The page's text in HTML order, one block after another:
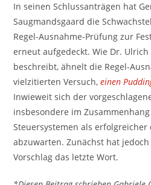
In seinen Schlussanträgen hat
Saugmandsgaard die
Regel-Ausnahme-Prüfung zur
erneut aufgedeckt. Wie Dr.
beschreibt, ähnelt die Regel-
vielzitierten Versuch,einen
Inwieweit sich der
insbesondere im
Steuersystemen als
abzuwarten. Zunächst hat jedoch
Vorschlag das letzte Wort.